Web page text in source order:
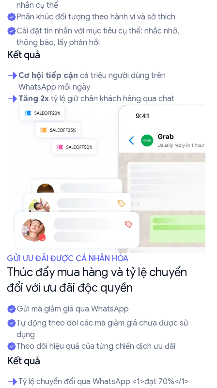
nhắn cụ thể
Phân khúc đối tượng theo hành vi và sở thích
Cài đặt tin nhắn với mục tiêu cụ thể: nhắc nhở,
thông báo, lấy phản hồi
Kết quả
Cơ hội tiếp cận cả triệu người dùng trên
WhatsApp mỗi ngày
Tăng 2x tỷ lệ giữ chân khách hàng qua chat
GỬI ƯU ĐÃI ĐƯỢC CÁ NHÂN HÓA
Thúc đẩy mua hàng và tỷ lệ chuyển
đổi với ưu đãi độc quyền
Gửi mã giảm giá qua WhatsApp
Tự động theo dõi các mã giảm giá chưa được sử
dụng
Theo dõi hiệu quả của từng chiến dịch ưu đãi
Kết quả
Tỷ lệ chuyển đổi qua WhatsApp <1>đạt 70%</1>